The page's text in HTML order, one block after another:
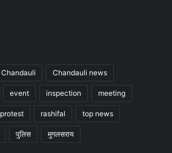
Chandauli Chandauli news
event inspection meeting
protest rashifal top news
पुलिस मुगलसराय